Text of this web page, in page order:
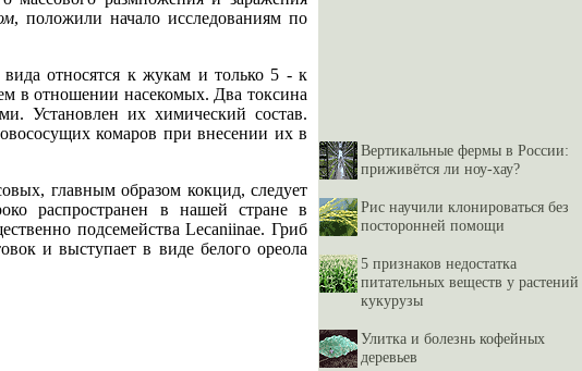
, положили начало исследованиям по
относятся к жукам и только 5 - к
в отношении насекомых. Два токсина
Установлен их химический состав.
комаров при внесении их в
главным образом кокцид, следует
распространен в нашей стране в
подсемейства Lecaniinae. Гриб
и выступает в виде белого ореола
Вертикальные фермы в России:
приживётся ли ноу-хау?
Рис научили клонироваться без
посторонней помощи
5 признаков недостатка
питательных веществ у растений
кукурузы
Улитка и болезнь кофейных
деревьев